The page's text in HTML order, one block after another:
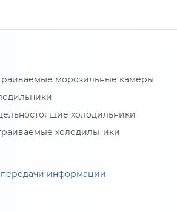
морозильные камеры
холодильники
холодильники
передачи информации